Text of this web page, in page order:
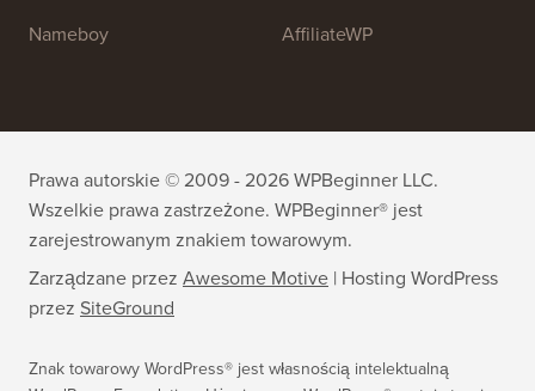
Nameboy
AffiliateWP
Prawa autorskie © 2009 - 2026 WPBeginner LLC.
Wszelkie prawa zastrzeżone. WPBeginner® jest
zarejestrowanym znakiem towarowym.
Zarządzane przez Awesome Motive | Hosting WordPress
przez SiteGround
Znak towarowy WordPress® jest własnością intelektualną